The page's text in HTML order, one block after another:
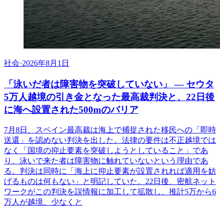
社会·2026年8月1日
「泳いだ者は障害物を突破していない」 ― セウタ
5万人越境の引き金となった最高裁判決と、22日後
に海へ設置された500mのバリア
7月8日、スペイン最高裁は海上で捕捉された移民への「即時
送還」を認めない判決を出した。法律の要件は不正越境では
なく「国境の抑止要素を突破しようとしていること」であ
り、泳いで来た者は障害物に触れていないという理由であ
る。判決は同時に「海上に抑止要素が設置されれば適用を妨
げるものは何もない」と明記していた。22日後、密航ネット
ワークがこの判決を誤情報に加工して拡散し、推計5万から6
万人が越境、少なくと